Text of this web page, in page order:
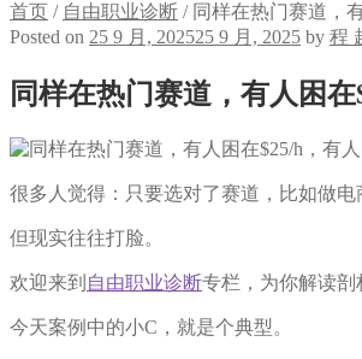
首页 / 自由职业诊断 / 同样在热门赛道，
Posted on 25 9 月, 202525 9 月, 2025 by 程
同样在热门赛道，有人困
很多人觉得：只要选对了赛道，比如做
但现实往往打脸。
欢迎来到 自由职业诊断专栏，为你解读剖
今天案例中的小C，就是个典型。